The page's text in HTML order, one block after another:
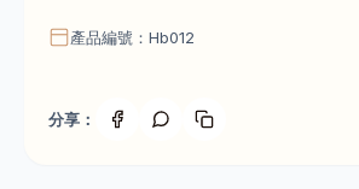
產品編號：Hb012
分享：